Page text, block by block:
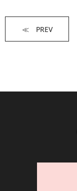
≪ PREV